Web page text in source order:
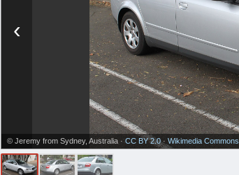
‹
© Jeremy from Sydney, Australia ·CC BY 2.0· Wikimedia Commons